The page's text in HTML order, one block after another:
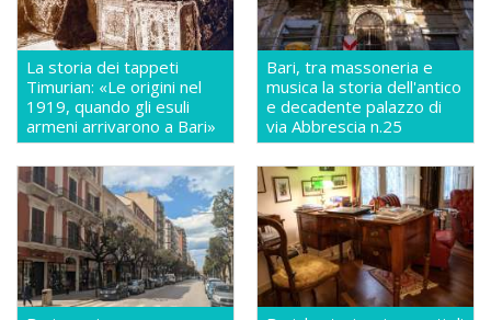
La storia dei tappeti
Timurian: «Le origini nel
1919, quando gli esuli
armeni arrivarono a Bari»
Bari, tra massoneria e
musica la storia dell'antico
e decadente palazzo di
via Abbrescia n.25